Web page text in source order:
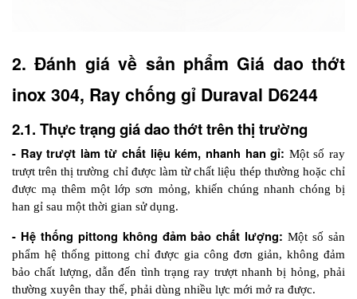
2. Đánh giá về sản phẩm Giá dao thớt
inox 304, Ray chống gỉ Duraval D6244
2.1. Thực trạng giá dao thớt trên thị trường
- Ray trượt làm từ chất liệu kém, nhanh han gỉ: Một số ray
trượt trên thị trường chỉ được làm từ chất liệu thép thường hoặc chỉ
được mạ thêm một lớp sơn mỏng, khiến chúng nhanh chóng bị
han gỉ sau một thời gian sử dụng.
- Hệ thống pittong không đảm bảo chất lượng: Một số sản
phẩm hệ thống pittong chỉ được gia công đơn giản, không đảm
bảo chất lượng, dẫn đến tình trạng ray trượt nhanh bị hỏng, phải
thường xuyên thay thế, phải dùng nhiều lực mới mở ra được.